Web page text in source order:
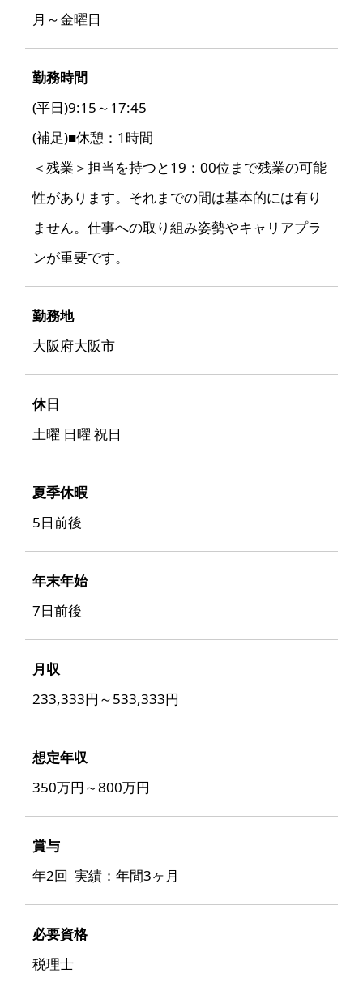
月～金曜日
勤務時間
(平日)9:15～17:45
(補足)■休憩：1時間
＜残業＞担当を持つと19：00位まで残業の可能
性があります。それまでの間は基本的には有り
ません。仕事への取り組み姿勢やキャリアプラ
ンが重要です。
勤務地
大阪府大阪市
休日
土曜 日曜 祝日
夏季休暇
5日前後
年末年始
7日前後
月収
233,333円～533,333円
想定年収
350万円～800万円
賞与
年2回 実績：年間3ヶ月
必要資格
税理士